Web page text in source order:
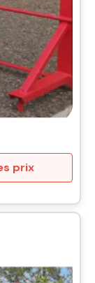
prix